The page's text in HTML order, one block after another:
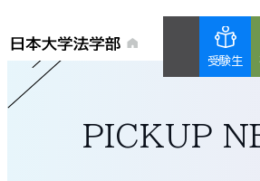
受験生
PICKUP